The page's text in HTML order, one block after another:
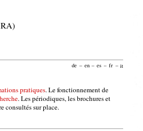
de – en – es – fr – it
pratiques. Le fonctionnement de
. Les périodiques, les brochures et
consultés sur place.